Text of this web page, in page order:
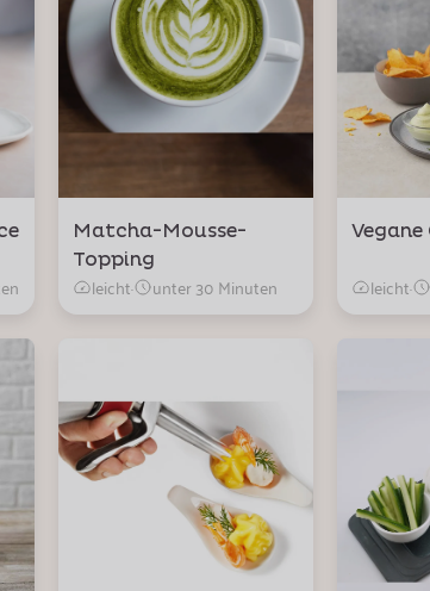
Matcha-Mousse-
Topping
leicht· unter 30 Minuten leicht·